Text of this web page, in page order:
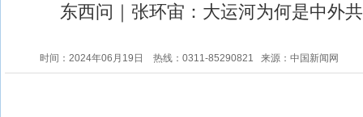
东西问｜张环宙：大运河为何是中外
时间：2024年06月19日 热线：0311-85290821 来源：中国新闻网